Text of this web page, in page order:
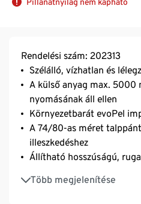
Rendelési szám: 202313
Szélálló, vízhatlan és
A külső anyag max. 5000
nyomásának áll ellen
Környezetbarát evoPel
A 74/80-as méret
illeszkedéshez
Állítható hosszúságú,
Több megjelenítése
Oldalt patentgombokkal a
A könnyű taftbélésnek